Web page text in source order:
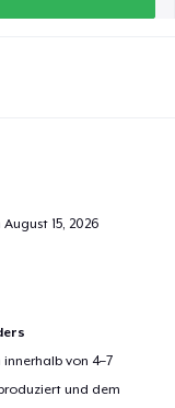
August 15, 2026
von 4–7
und dem